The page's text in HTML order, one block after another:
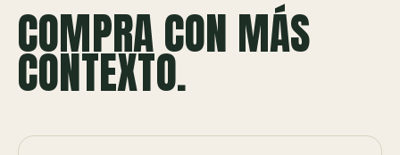
COMPRA CON MÁS
CONTEXTO.